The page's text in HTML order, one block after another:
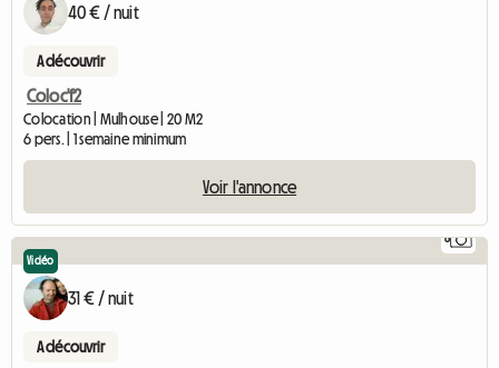
40 € / nuit
A découvrir
Coloc'f2
Colocation | Mulhouse | 20 M2
6 pers. | 1 semaine minimum
Voir l'annonce
8
Vidéo
31 € / nuit
A découvrir